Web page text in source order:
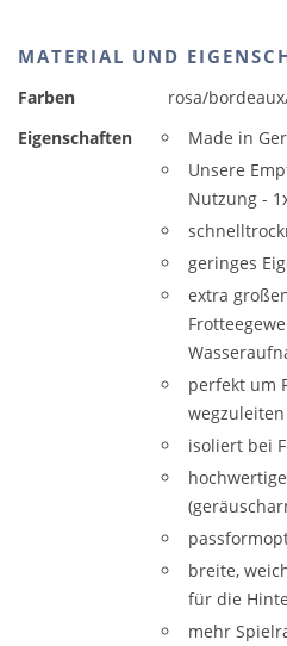
MATERIAL UND
Farben
rosa/
Eigenschaften
Made in
Unsere
Nutzung -
geringes
extra
perfekt um
wegzuleiten
isoliert bei
breite,
für die
mehr